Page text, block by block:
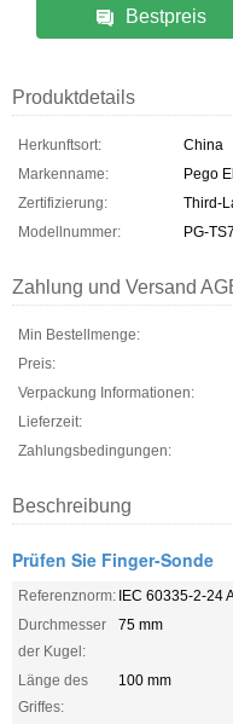
Bestpreis
Produktdetails
Herkunftsort:
China
Markenname:
Pego
Zertifizierung:
Third-
Modellnummer:
PG-
Zahlung und Versand
Min Bestellmenge:
Preis:
Verpackung Informationen:
Lieferzeit:
Zahlungsbedingungen:
Beschreibung
Prüfen Sie Finger-Sonde
Referenznorm: IEC 60335-2-24
Durchmesser
der Kugel:
75 mm
Länge des
Griffes:
100 mm